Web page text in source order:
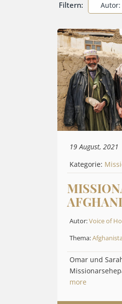
Filtern: Autor:
19 August, 2021
Kategorie:
Autor:Voice of
Thema:
Omar und
more